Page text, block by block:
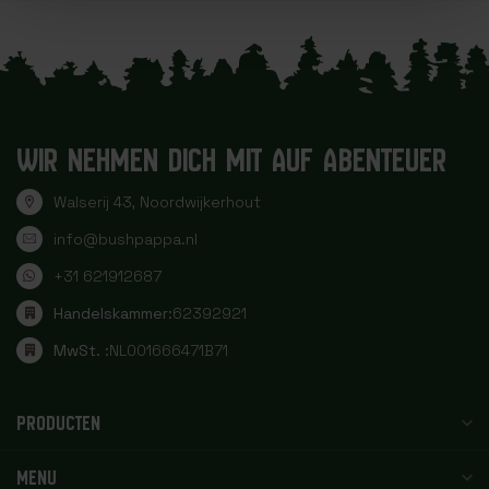
WIR NEHMEN DICH MIT AUF ABENTEUER
Walserij 43, Noordwijkerhout
info@bushpappa.nl
+31 621912687
Handelskammer:62392921
MwSt. :NL001666471B71
PRODUCTEN
MENU